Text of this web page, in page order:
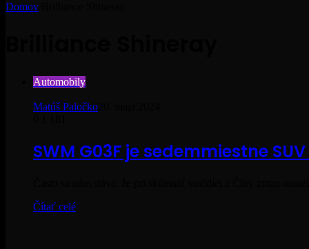
Domov
Automobily
Matúš Paločko
SWM G03F je sedemmiestne
Čítať celé